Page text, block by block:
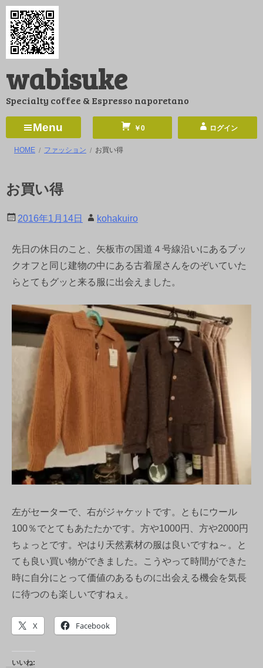
コ
ン
ツ
ス
ッ
wabisuke
Specialty coffee & Espresso naporetano
Menu ￥0 ログイン
HOME ファッション お買い得
お買い得
2016年1月14日 kohakuiro
先日の休日のこと、矢板市の国道４号線沿いにあるブッ
クオフと同じ建物の中にある古着屋さんをのぞいていた
らとてもグッと来る服に出会えました。
左がセーターで、右がジャケットです。ともにウール
100％でとてもあたたかです。方や1000円、方や2000円
ちょっとです。やはり天然素材の服は良いですね～。と
ても良い買い物ができました。こうやって時間ができた
時に自分にとって価値のあるものに出会える機会を気長
に待つのも楽しいですねぇ。
X Facebook
いいね: